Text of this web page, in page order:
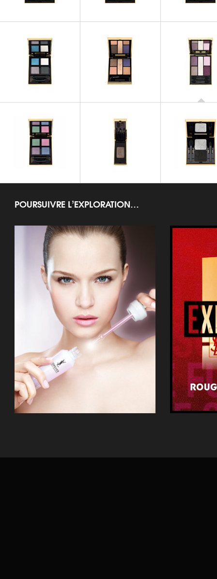
OMBRES À PAUPIÈRES
Couture Palette - 09 Love
OMBRES À PAUPIÈRES
Couture Palette - 10
Lumières Majorelle
OMBRES À
OMBRES À PAUPIÈRES
Pure Chromatics
OMBRES À PAUPIÈRES
Marrakesh Sunset Palette
Y FACETTES PALETTE Ombres Solo Ombres Duo
POURSUIVRE L’EXPLORATION…